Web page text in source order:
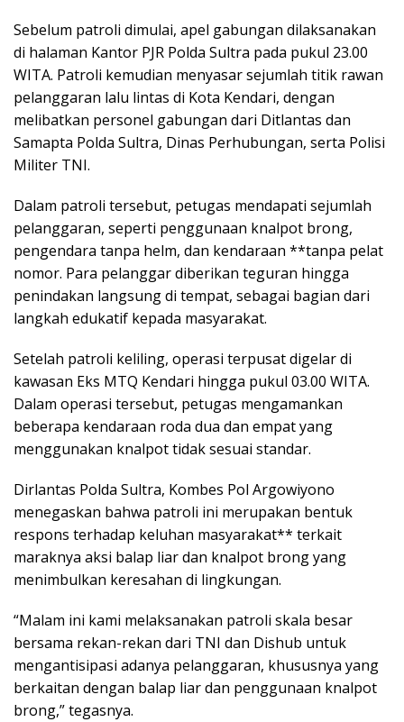
Sebelum patroli dimulai, apel gabungan dilaksanakan
di halaman Kantor PJR Polda Sultra pada pukul 23.00
WITA. Patroli kemudian menyasar sejumlah titik rawan
pelanggaran lalu lintas di Kota Kendari, dengan
melibatkan personel gabungan dari Ditlantas dan
Samapta Polda Sultra, Dinas Perhubungan, serta Polisi
Militer TNI.
Dalam patroli tersebut, petugas mendapati sejumlah
pelanggaran, seperti penggunaan knalpot brong,
pengendara tanpa helm, dan kendaraan **tanpa pelat
nomor. Para pelanggar diberikan teguran hingga
penindakan langsung di tempat, sebagai bagian dari
langkah edukatif kepada masyarakat.
Setelah patroli keliling, operasi terpusat digelar di
kawasan Eks MTQ Kendari hingga pukul 03.00 WITA.
Dalam operasi tersebut, petugas mengamankan
beberapa kendaraan roda dua dan empat yang
menggunakan knalpot tidak sesuai standar.
Dirlantas Polda Sultra, Kombes Pol Argowiyono
menegaskan bahwa patroli ini merupakan bentuk
respons terhadap keluhan masyarakat** terkait
maraknya aksi balap liar dan knalpot brong yang
menimbulkan keresahan di lingkungan.
“Malam ini kami melaksanakan patroli skala besar
bersama rekan-rekan dari TNI dan Dishub untuk
mengantisipasi adanya pelanggaran, khususnya yang
berkaitan dengan balap liar dan penggunaan knalpot
brong,” tegasnya.